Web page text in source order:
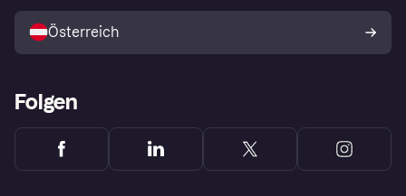
Österreich
Folgen